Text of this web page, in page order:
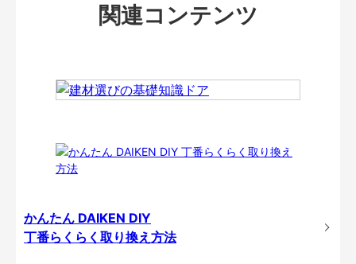
関連コンテンツ
かんたん DAIKEN DIY
丁番らくらく取り換え方法